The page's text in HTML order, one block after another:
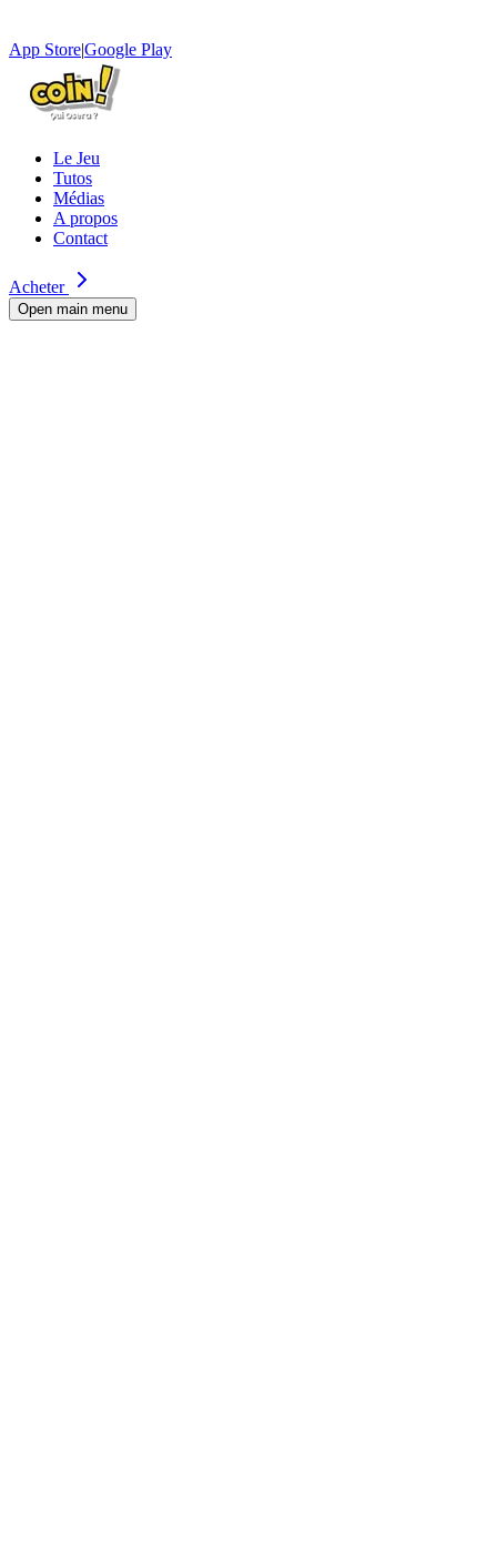
App Store|Google Play
Le Jeu
Tutos
Médias
A propos
Contact
Acheter
Open main menu